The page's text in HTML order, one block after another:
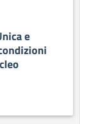
e